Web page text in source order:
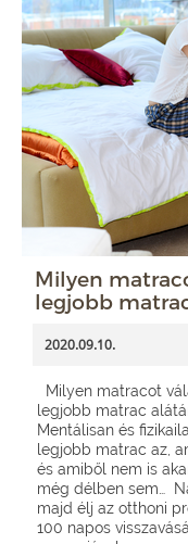
Milyen
legjobb
2020.09.10.
Milyen matracot
legjobb matrac
Mentálisan és
legjobb matrac az,
és amiből nem is
még délben sem…
majd élj az otthoni
100 napos